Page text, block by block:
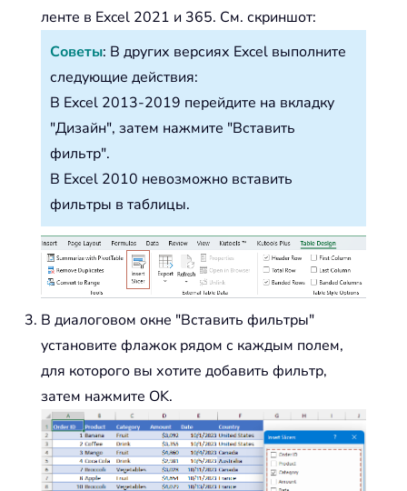
ленте в Excel 2021 и 365. См. скриншот:
Советы: В других версиях Excel выполните
следующие действия:
В Excel 2013-2019 перейдите на вкладку
"Дизайн", затем нажмите "Вставить
фильтр".
В Excel 2010 невозможно вставить
фильтры в таблицы.
В диалоговом окне "Вставить фильтры"
установите флажок рядом с каждым полем,
для которого вы хотите добавить фильтр,
затем нажмите OK.